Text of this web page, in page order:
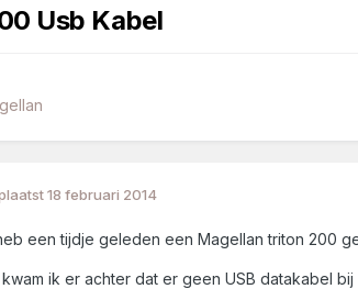
Usb Kabel
18 februari 2014
een tijdje geleden een Magellan triton 200
kwam ik er achter dat er geen USB datakabel bij